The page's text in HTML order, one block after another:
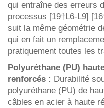
qui entraîne des erreurs
processus [19†L6-L9]
suit la même géométrie
qui en fait un
pratiquement toutes les
Polyuréthane (PU)
renforcés : Durabilité
polyuréthane (PU) de
câbles en acier à haute